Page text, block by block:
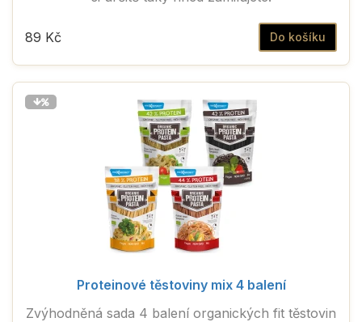
Do košíku
89 Kč
Proteinové těstoviny mix 4 balení
Zvýhodněná sada 4 balení organických fit těstovin